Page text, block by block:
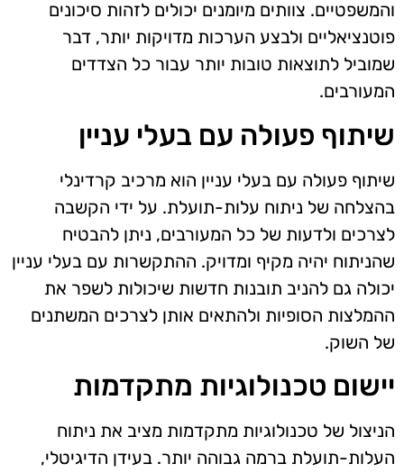
והמשפטיים. צוותים מיומנים יכולים לזהות סיכונים
פוטנציאליים ולבצע הערכות מדויקות יותר, דבר
שמוביל לתוצאות טובות יותר עבור כל הצדדים
המעורבים.
שיתוף פעולה עם בעלי עניין
שיתוף פעולה עם בעלי עניין הוא מרכיב קרדינלי
בהצלחה של ניתוח עלות-תועלת. על ידי הקשבה
לצרכים ולדעות של כל המעורבים, ניתן להבטיח
שהניתוח יהיה מקיף ומדויק. ההתקשרות עם בעלי עניין
יכולה גם להניב תובנות חדשות שיכולות לשפר את
ההמלצות הסופיות ולהתאים אותן לצרכים המשתנים
של השוק.
יישום טכנולוגיות מתקדמות
הניצול של טכנולוגיות מתקדמות מציב את ניתוח
העלות-תועלת ברמה גבוהה יותר. בעידן הדיגיטלי,